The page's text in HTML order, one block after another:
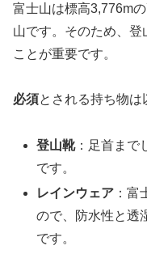
富士山は標高3,776m
山です。そのため、登
ことが重要です。
必須とされる持ち物は
登山靴：足首まで
です。
レインウェア ：
ので、防水性と透
です。